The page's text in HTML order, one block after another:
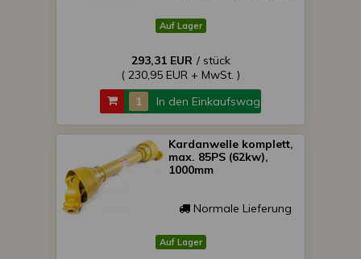
Auf Lager
293,31 EUR / stück
( 230,95 EUR + MwSt. )
In den Einkaufswagen
Kardanwelle komplett,
max. 85PS (62kw),
1000mm
Normale Lieferung
Auf Lager